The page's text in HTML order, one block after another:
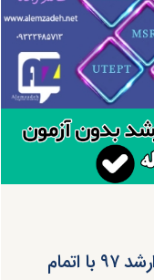
ثبت نام ۶۲۱ هزار نفر در کنکور ارشد ۹۷ با اتمام